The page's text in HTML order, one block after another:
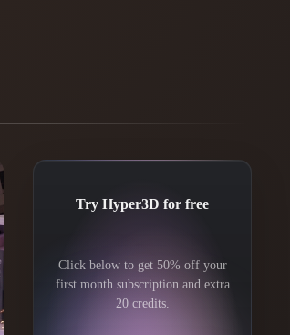
Design
Try Hyper3D for free
Click below to get 50% off your
first month subscription and extra
20 credits.